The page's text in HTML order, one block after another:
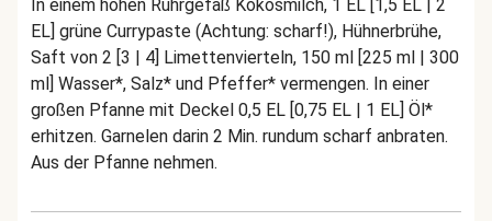
In einem hohen Rührgefäß Kokosmilch, 1 EL [1,5 EL | 2
EL] grüne Currypaste (Achtung: scharf!), Hühnerbrühe,
Saft von 2 [3 | 4] Limettenvierteln, 150 ml [225 ml | 300
ml] Wasser*, Salz* und Pfeffer* vermengen. In einer
großen Pfanne mit Deckel 0,5 EL [0,75 EL | 1 EL] Öl*
erhitzen. Garnelen darin 2 Min. rundum scharf anbraten.
Aus der Pfanne nehmen.